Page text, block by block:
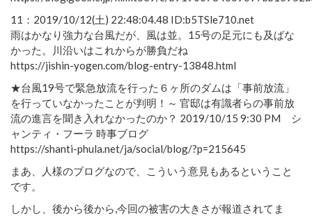
11：2019/10/12(土) 22:48:04.48 ID:b5TSle710.net
雨はかなり強力な台風だが、風は並。15号の足元にも及ばな
かった。川沿いはこれからが勝負だね
https://jishin-yogen.com/blog-entry-13848.html
★台風19号で緊急放流を行った６ヶ所のダムは「事前放流」
を行っていなかったことが判明！～ 官邸は有識者らの事前放
流の進言を聞き入れなかったのか？ 2019/10/15 9:30 PM シ
ャンティ・フーラ 時事ブログ
https://shanti-phula.net/ja/social/blog/?p=215645
まあ、人様のブログなので、こういう意見もあるということ
です。
しかし、後から後から,今回の被害の大きさが報道されてま